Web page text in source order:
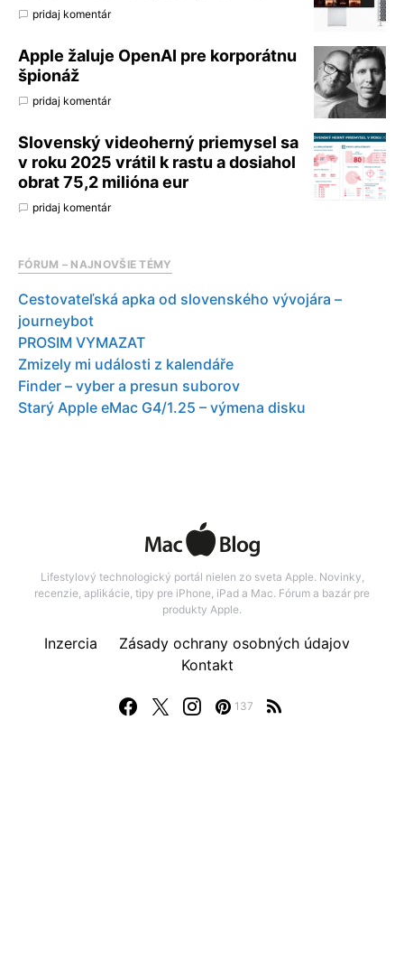
pridaj komentár
Apple žaluje OpenAI pre korporátnu
špionáž
pridaj komentár
Slovenský videoherný priemysel sa
v roku 2025 vrátil k rastu a dosiahol
obrat 75,2 milióna eur
pridaj komentár
FÓRUM – NAJNOVŠIE TÉMY
Cestovateľská apka od slovenského vývojára –
journeybot
PROSIM VYMAZAT
Zmizely mi události z kalendáře
Finder – vyber a presun suborov
Starý Apple eMac G4/1.25 – výmena disku
Lifestylový technologický portál nielen zo sveta Apple. Novinky,
recenzie, aplikácie, tipy pre iPhone, iPad a Mac. Fórum a bazár pre
produkty Apple.
137
Inzercia
Zásady ochrany osobných údajov
Kontakt